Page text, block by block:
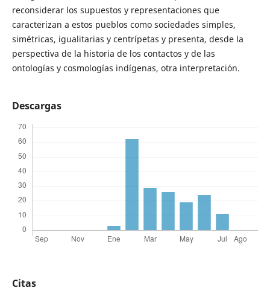
reconsiderar los supuestos y representaciones que
caracterizan a estos pueblos como sociedades simples,
simétricas, igualitarias y centrípetas y presenta, desde la
perspectiva de la historia de los contactos y de las
ontologías y cosmologías indígenas, otra interpretación.
Descargas
Citas